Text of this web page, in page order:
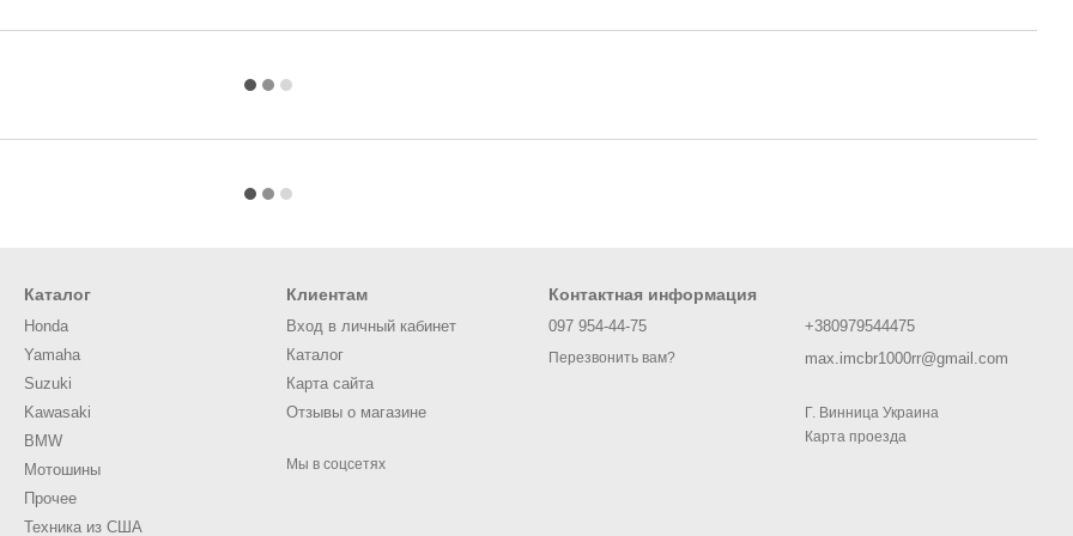
Каталог
Honda
Yamaha
Suzuki
Kawasaki
BMW
Мотошины
Прочее
Техника из США
Клиентам
Вход в личный кабинет
Каталог
Карта сайта
Отзывы о магазине
Мы в соцсетях
Контактная информация
097 954-44-75
Перезвонить вам?
+380979544475
max.imcbr1000rr@gmail.com
Г. Винница Украина
Карта проезда